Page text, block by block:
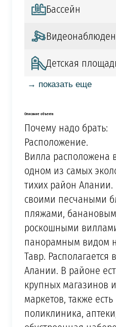
Бассейн
Детская
→ показать еще
Описание объекта
Почему надо брать:
Расположение.
Вилла расположена
одном из самых
тихих район Алании.
своими песчаными
пляжами,
роскошными
панорамным видом
Тавр. Располагается
Алании. В районе
крупных магазинов
маркетов, также
поликлиника,